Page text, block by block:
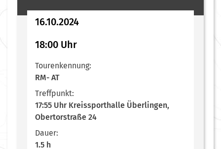
16.10.2024
18:00 Uhr
Tourenkennung:
RM- AT
Treffpunkt:
17:55 Uhr Kreissporthalle Überlingen,
Obertorstraße 24
Dauer:
1.5 h